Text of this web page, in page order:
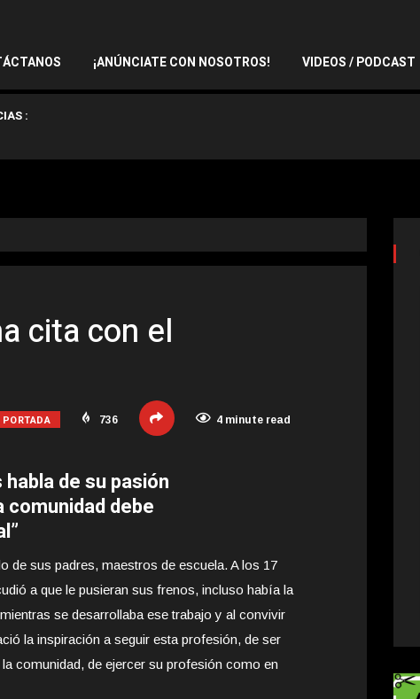
¡ANÚNCIATE CON NOSOTROS! VIDEOS / PODCAST
:
cita con el
736 4 minute read
de su pasión
debe
de sus padres, maestros de escuela. A los 17
a que le pusieran sus frenos, incluso había la
se desarrollaba ese trabajo y al convivir
la inspiración a seguir esta profesión, de ser
comunidad, de ejercer su profesión como en